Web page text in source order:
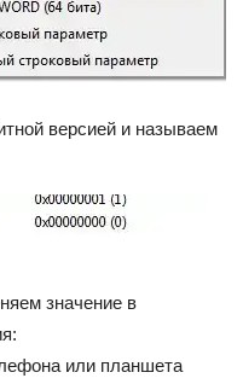
версией и называем
значение в
или планшета